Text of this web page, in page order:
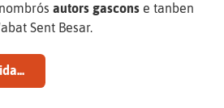
autors gascons e tanben
Sent Besar.